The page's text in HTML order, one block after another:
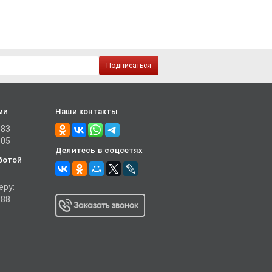
Подписаться
Наши контакты
Делитесь в соцсетях